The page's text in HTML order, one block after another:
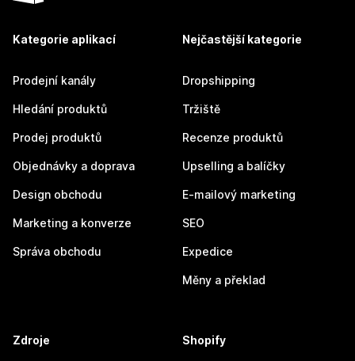
Kategorie aplikací
Prodejní kanály
Hledání produktů
Prodej produktů
Objednávky a doprava
Design obchodu
Marketing a konverze
Správa obchodu
Nejčastější kategorie
Dropshipping
Tržiště
Recenze produktů
Upselling a balíčky
E-mailový marketing
SEO
Expedice
Měny a překlad
Zdroje Shopify